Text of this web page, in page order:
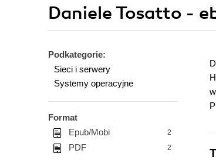
Daniele Tosatto -
Podkategorie:
Sieci i serwery
Systemy operacyjne
Format
Epub/Mobi
2
PDF 2